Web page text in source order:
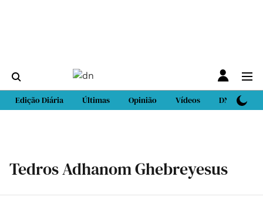
Edição Diária Últimas Opinião Vídeos DN Sport
Tedros Adhanom Ghebreyesus